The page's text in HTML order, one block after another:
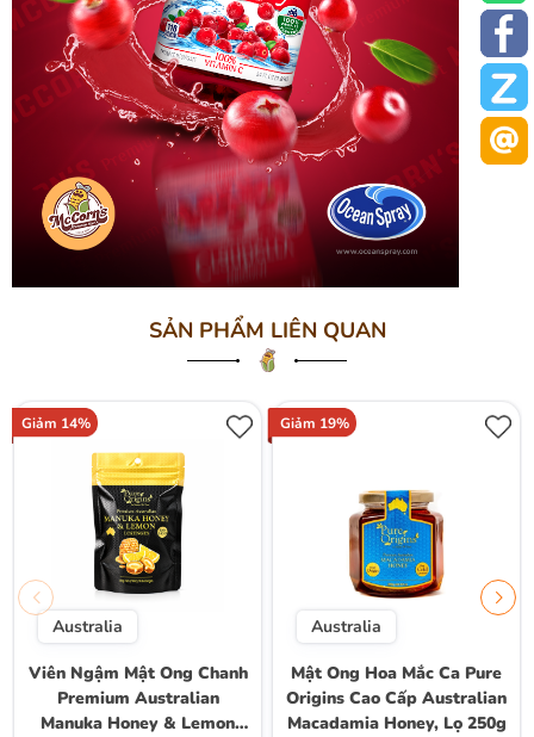
SẢN PHẨM LIÊN QUAN
Giảm 14%
Australia
Viên Ngậm Mật Ong Chanh
Premium Australian
Manuka Honey & Lemon
Giảm 19%
Australia
Mật Ong Hoa Mắc Ca Pure
Origins Cao Cấp Australian
Macadamia Honey, Lọ 250g